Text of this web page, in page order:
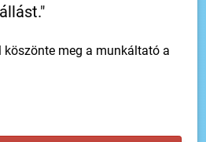
köszönte meg a munkáltató a